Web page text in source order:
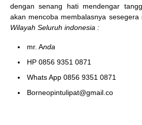
dengan senang hati mendengar
akan mencoba membalasnya sesegera
Wilayah Seluruh indonesia :
mr. Anda
HP 0856 9351 0871
Whats App 0856 9351 0871
Borneopintulipat@gmail.co